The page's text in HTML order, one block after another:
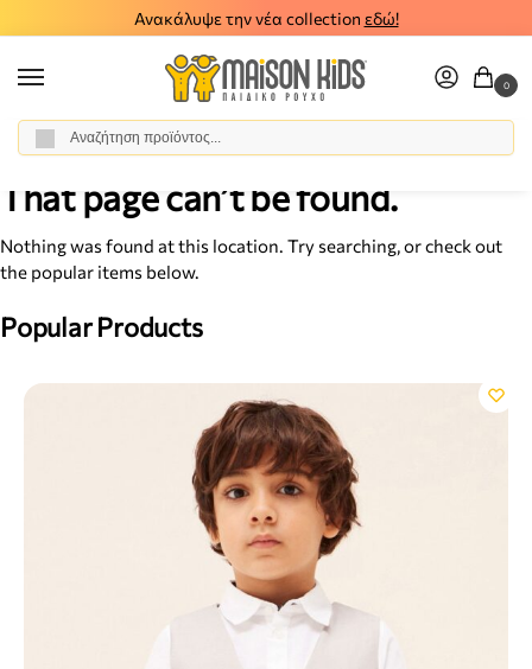
Δωρεάν μεταφορικά για παραγγελίες άνω των 50€
0
Αρχική σελίδα / Σφάλμα 404
That page can’t be found.
Nothing was found at this location. Try searching, or check out
the popular items below.
Popular Products